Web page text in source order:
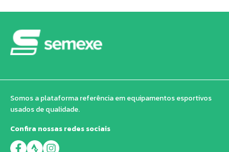
Somos a plataforma referência em equipamentos esportivos
usados de qualidade.
Confira nossas redes sociais